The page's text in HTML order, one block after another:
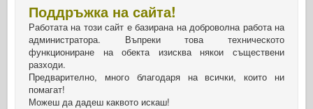
Поддръжка на сайта!
Работата на този сайт е базирана на доброволна работа на
администратора. Въпреки това техническото
функциониране на обекта изисква някои съществени
разходи.
Предварително, много благодаря на всички, които ни
помагат!
Можеш да дадеш каквото искаш!